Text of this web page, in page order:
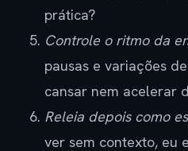
prática?
Controle o ritmo da
pausas e variações
cansar nem acelerar
Releia depois como
ver sem contexto, eu